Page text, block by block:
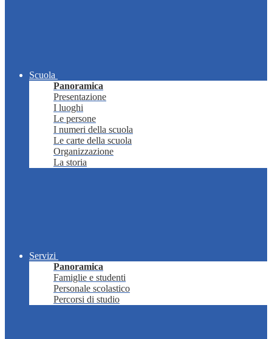
Scuola
Panoramica
Presentazione
I luoghi
Le persone
I numeri della scuola
Le carte della scuola
Organizzazione
La storia
Servizi
Panoramica
Famiglie e studenti
Personale scolastico
Percorsi di studio